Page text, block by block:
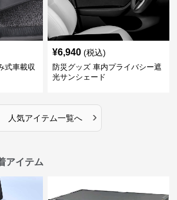
式車載収
¥6,940 (税込)
防災グッズ 車内プライバシー遮
光サンシェード
人気アイテム一覧へ ›
アイテム